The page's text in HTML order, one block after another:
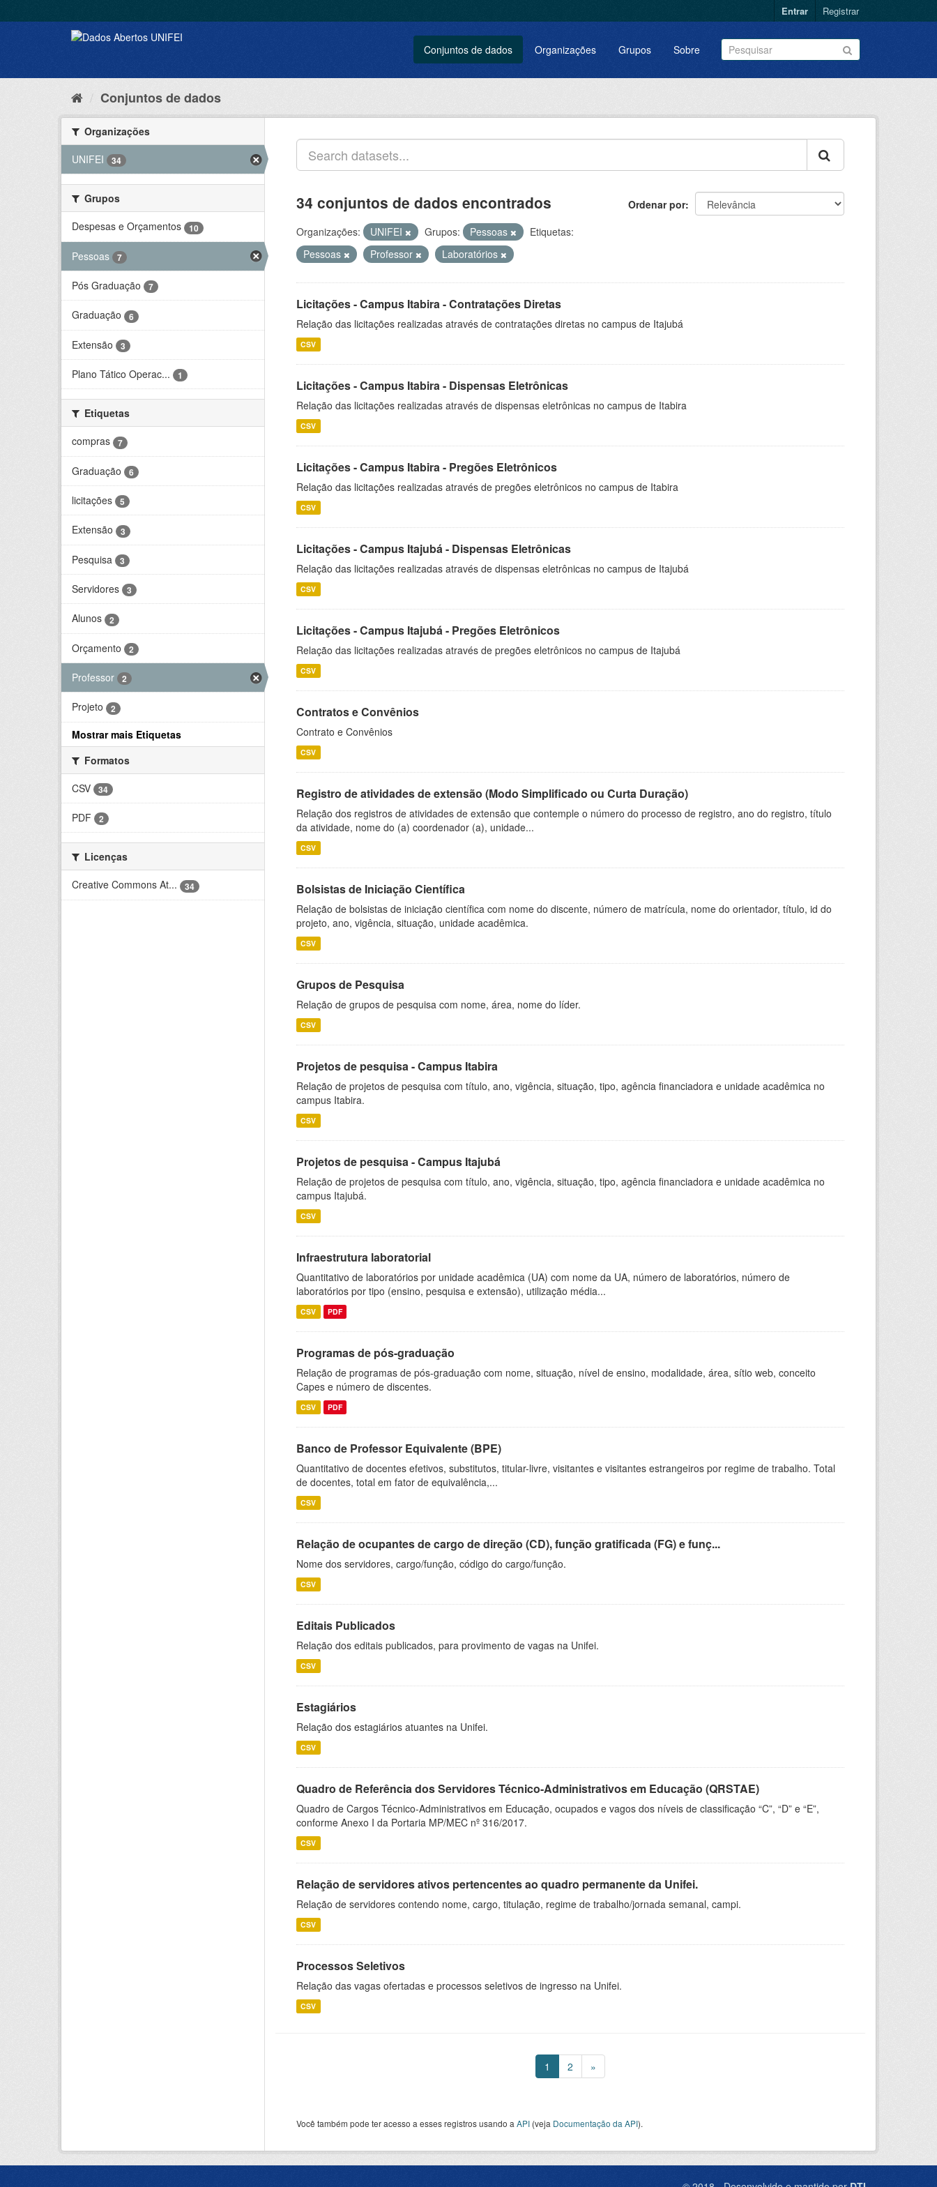
Entrar Registrar
Conjuntos de dados Organizações Grupos Sobre
Conjuntos de dados
Organizações
UNIFEI
34
Grupos
Despesas e Orçamentos
10
Pessoas 7
Pós Graduação 7
Graduação 6
Extensão 3
Plano Tático Operac... 1
Etiquetas
compras
7
Graduação 6
licitações 5
Extensão 3
Pesquisa 3
Servidores 3
Alunos 2
Orçamento 2
Professor 2
Projeto 2
Mostrar mais Etiquetas
Formatos
CSV
34
PDF 2
Licenças
Creative Commons At...
34
Ordenar por
34 conjuntos de dados encontrados
Organizações: UNIFEI Grupos: Pessoas
Etiquetas:
Pessoas
Professor Laboratórios
Licitações - Campus Itabira - Contratações Diretas
Relação das licitações realizadas através de contratações diretas no campus de Itajubá
CSV
Licitações - Campus Itabira - Dispensas Eletrônicas
Relação das licitações realizadas através de dispensas eletrônicas no campus de Itabira
CSV
Licitações - Campus Itabira - Pregões Eletrônicos
Relação das licitações realizadas através de pregões eletrônicos no campus de Itabira
CSV
Licitações - Campus Itajubá - Dispensas Eletrônicas
Relação das licitações realizadas através de dispensas eletrônicas no campus de Itajubá
CSV
Licitações - Campus Itajubá - Pregões Eletrônicos
Relação das licitações realizadas através de pregões eletrônicos no campus de Itajubá
CSV
Contratos e Convênios
Contrato e Convênios
CSV
Registro de atividades de extensão (Modo Simplificado ou Curta Duração)
Relação dos registros de atividades de extensão que contemple o número do processo de registro, ano do registro, título
da atividade, nome do (a) coordenador (a), unidade...
CSV
Bolsistas de Iniciação Científica
Relação de bolsistas de iniciação científica com nome do discente, número de matrícula, nome do orientador, título, id do
projeto, ano, vigência, situação, unidade acadêmica.
CSV
Grupos de Pesquisa
Relação de grupos de pesquisa com nome, área, nome do líder.
CSV
Projetos de pesquisa - Campus Itabira
Relação de projetos de pesquisa com título, ano, vigência, situação, tipo, agência financiadora e unidade acadêmica no
campus Itabira.
CSV
Projetos de pesquisa - Campus Itajubá
Relação de projetos de pesquisa com título, ano, vigência, situação, tipo, agência financiadora e unidade acadêmica no
campus Itajubá.
CSV
Infraestrutura laboratorial
Quantitativo de laboratórios por unidade acadêmica (UA) com nome da UA, número de laboratórios, número de
laboratórios por tipo (ensino, pesquisa e extensão), utilização média...
CSV PDF
Programas de pós-graduação
Relação de programas de pós-graduação com nome, situação, nível de ensino, modalidade, área, sítio web, conceito
Capes e número de discentes.
CSV PDF
Banco de Professor Equivalente (BPE)
Quantitativo de docentes efetivos, substitutos, titular-livre, visitantes e visitantes estrangeiros por regime de trabalho. Total
de docentes, total em fator de equivalência,...
CSV
Relação de ocupantes de cargo de direção (CD), função gratificada (FG) e funç...
Nome dos servidores, cargo/função, código do cargo/função.
CSV
Editais Publicados
Relação dos editais publicados, para provimento de vagas na Unifei.
CSV
Estagiários
Relação dos estagiários atuantes na Unifei.
CSV
Quadro de Referência dos Servidores Técnico-Administrativos em Educação (QRSTAE)
Quadro de Cargos Técnico-Administrativos em Educação, ocupados e vagos dos níveis de classificação “C”, “D” e “E”,
conforme Anexo I da Portaria MP/MEC nº 316/2017.
CSV
Relação de servidores ativos pertencentes ao quadro permanente da Unifei.
Relação de servidores contendo nome, cargo, titulação, regime de trabalho/jornada semanal, campi.
CSV
Processos Seletivos
Relação das vagas ofertadas e processos seletivos de ingresso na Unifei.
CSV
1 2 »
Você também pode ter acesso a esses registros usando a API (veja Documentação da API).